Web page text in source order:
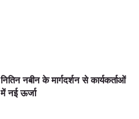
नितिन नबीन के मार्गदर्शन से कार्यकर्ताओं
में नई ऊर्जा